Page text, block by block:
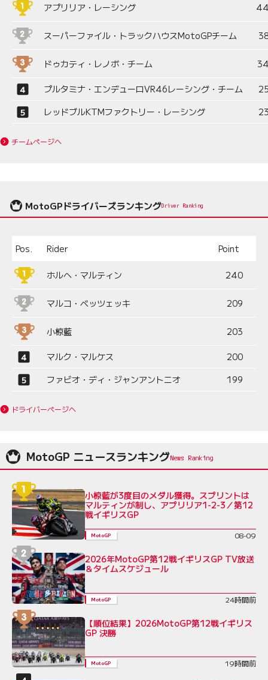
アプリリア・レーシング
スーパーファイル・トラックハウスMotoGPチーム
ドゥカティ・レノボ・チーム
プルタミナ・エンデューロVR46レーシング・チーム
レッドブルKTMファクトリー・レーシング
チームページへ
MotoGPドライバーズランキングDriver Ranking
Pos. Rider Point
ホルヘ・マルティン 240
マルコ・ベッツェッキ 209
小椋藍 203
マルク・マルケス
200
ファビオ・ディ・ジャンアントニオ
199
ドライバーページへ
MotoGP ニュースランキング
小椋藍が3度目のメダル獲得。スプリントは
マルティンが制し、アプリリア1-2-3／第12
戦イギリスGP
MotoGP 08-09
2026年MotoGP第12戦イギリスGP TV放送
＆タイムスケジュール
MotoGP 24時間前
【順位結果】2026MotoGP第12戦イギリス
GP 決勝
MotoGP 19時間前